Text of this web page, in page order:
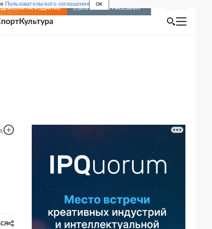
Пользовательского соглашения OK
НА ИЗДАНИЕ ВКЛЮЧИТЬ РАССЫЛКУ
Культура